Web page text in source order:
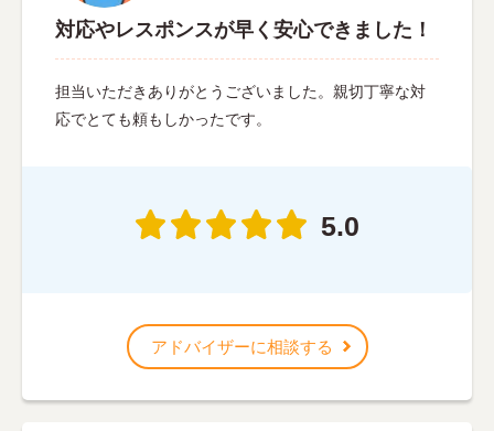
対応やレスポンスが早く安心できました！
担当いただきありがとうございました。親切丁寧な対
応でとても頼もしかったです。
5.0
アドバイザーに相談する